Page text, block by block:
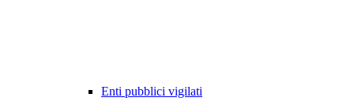
Enti pubblici vigilati